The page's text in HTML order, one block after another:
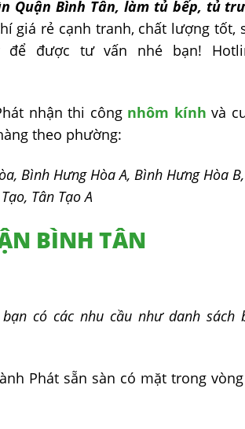
Quận Bình Tân, làm tủ bếp, tủ
giá rẻ cạnh tranh, chất lượng tốt,
để được tư vấn nhé bạn!
nhận thi công nhôm kính và
theo phường:
Bình Hưng Hòa A, Bình Hưng Hòa B,
Tân Tạo A
BÌNH TÂN
có các nhu cầu như danh sách
Phát sẵn sàn có mặt trong